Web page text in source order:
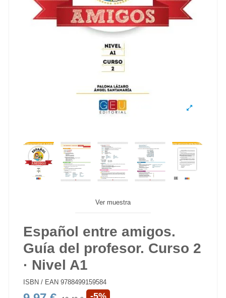
Ver muestra
Español entre amigos.
Guía del profesor. Curso 2
· Nivel A1
ISBN / EAN 9788499159584